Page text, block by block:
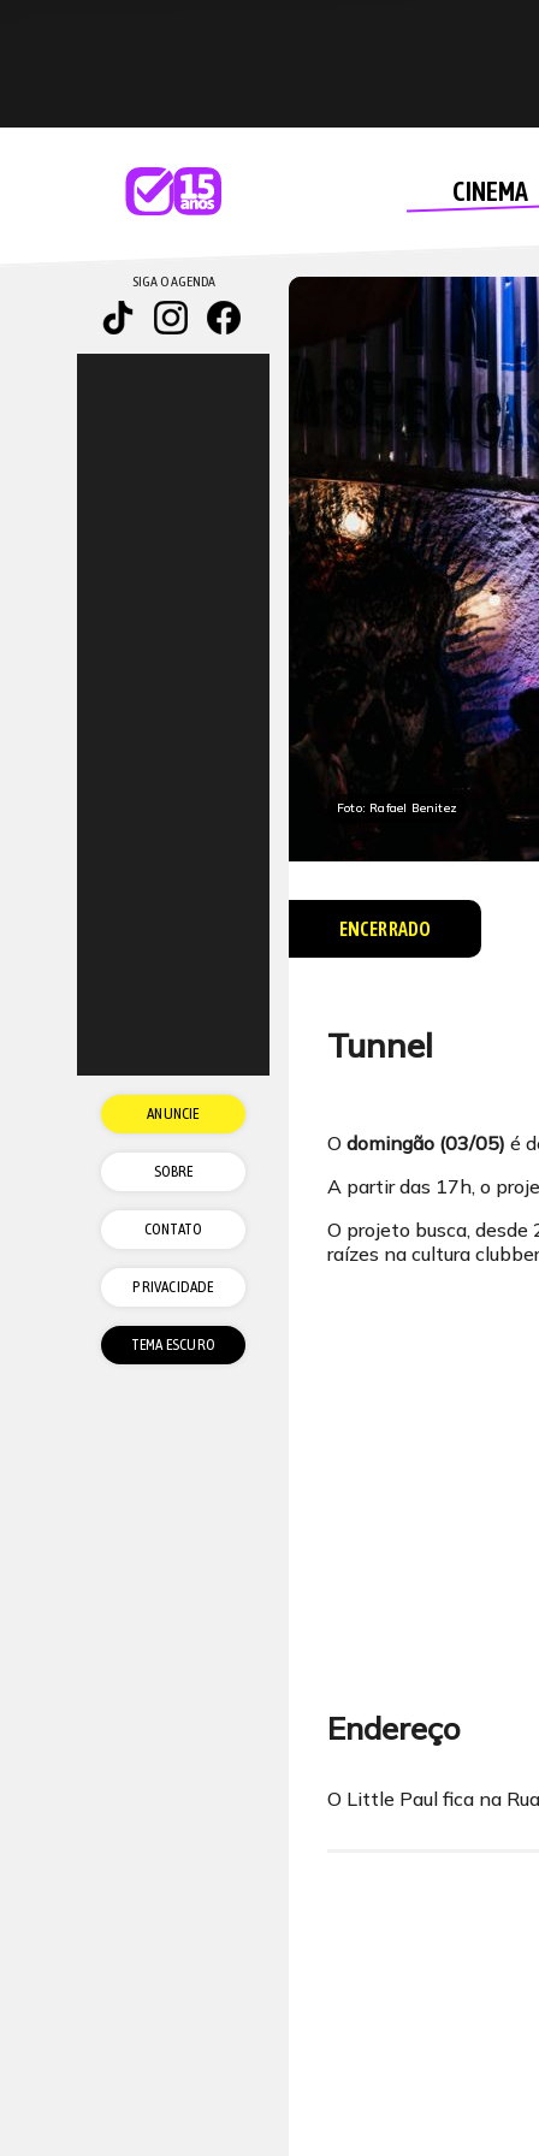
CINEMA
Foto: Rafael Benitez
ENCERRADO
Tunnel
O domingão (03/05) é
A partir das 17h, o
O projeto busca, desde
raízes na cultura
Endereço
O Little Paul fica na
SIGA O AGENDA
ANUNCIE
SOBRE
CONTATO
PRIVACIDADE